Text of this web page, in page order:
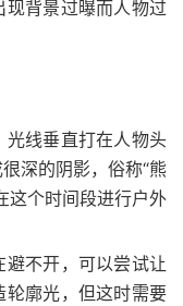
背景过曝而人物过
线垂直打在人物头
深的阴影，俗称“熊
这个时间段进行户外
避不开，可以尝试让
轮廓光，但这时需要